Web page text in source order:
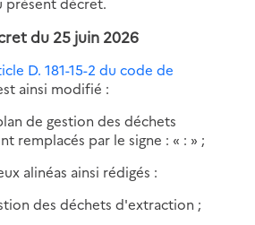
du 25 juin 2026
D. 181-15-2 du code de
ainsi modifié :
de gestion des déchets
remplacés par le signe : « : » ;
alinéas ainsi rédigés :
des déchets d'extraction ;